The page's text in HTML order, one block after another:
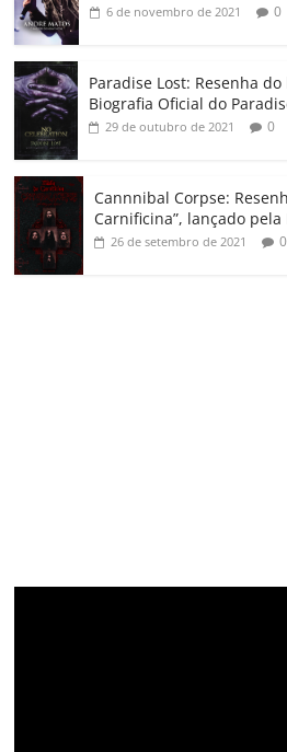
6 de novembro de 2021 0
Paradise Lost: Resenha
Biografia Oficial do
29 de outubro de 2021 0
Cannnibal Corpse:
Carnificina”, lançado pela
26 de setembro de 2021 0